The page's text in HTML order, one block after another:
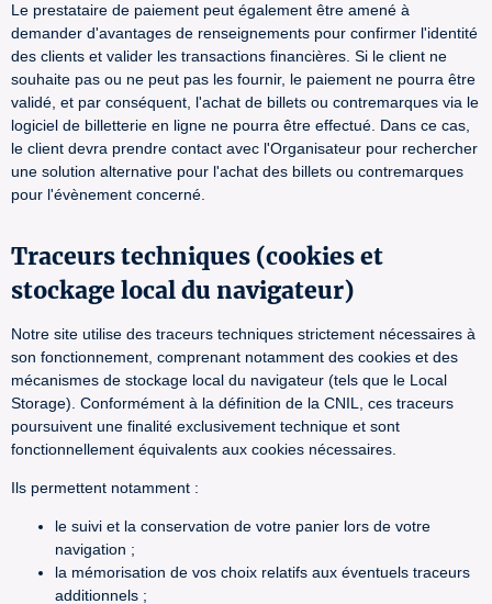
Le prestataire de paiement peut également être amené à
demander d'avantages de renseignements pour confirmer l'identité
des clients et valider les transactions financières. Si le client ne
souhaite pas ou ne peut pas les fournir, le paiement ne pourra être
validé, et par conséquent, l'achat de billets ou contremarques via le
logiciel de billetterie en ligne ne pourra être effectué. Dans ce cas,
le client devra prendre contact avec l'Organisateur pour rechercher
une solution alternative pour l'achat des billets ou contremarques
pour l'évènement concerné.
Traceurs techniques (cookies et
stockage local du navigateur)
Notre site utilise des traceurs techniques strictement nécessaires à
son fonctionnement, comprenant notamment des cookies et des
mécanismes de stockage local du navigateur (tels que le Local
Storage). Conformément à la définition de la CNIL, ces traceurs
poursuivent une finalité exclusivement technique et sont
fonctionnellement équivalents aux cookies nécessaires.
Ils permettent notamment :
le suivi et la conservation de votre panier lors de votre
navigation ;
la mémorisation de vos choix relatifs aux éventuels traceurs
additionnels ;